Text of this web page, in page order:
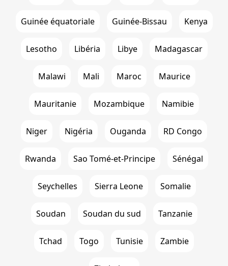
Guinée équatoriale Guinée-Bissau Kenya
Lesotho Libéria Libye Madagascar
Malawi Mali Maroc Maurice
Mauritanie Mozambique Namibie
Niger Nigéria Ouganda RD Congo
Rwanda Sao Tomé-et-Principe Sénégal
Seychelles Sierra Leone Somalie
Soudan Soudan du sud Tanzanie
Tchad Togo Tunisie Zambie